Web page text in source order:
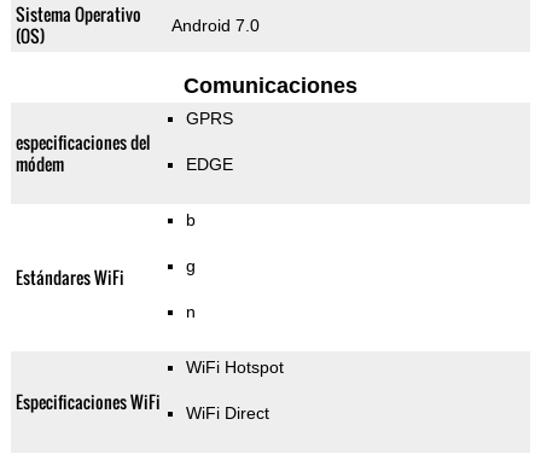
Sistema Operativo
(OS)
Android 7.0
Comunicaciones
especificaciones del
módem
GPRS
EDGE
Estándares WiFi
b
g
n
Especificaciones WiFi
WiFi Hotspot
WiFi Direct